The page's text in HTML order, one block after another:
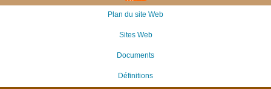
Plan du site Web
Sites Web
Documents
Définitions